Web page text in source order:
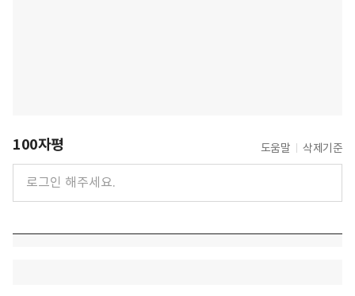
100자평 도움말 삭제기준